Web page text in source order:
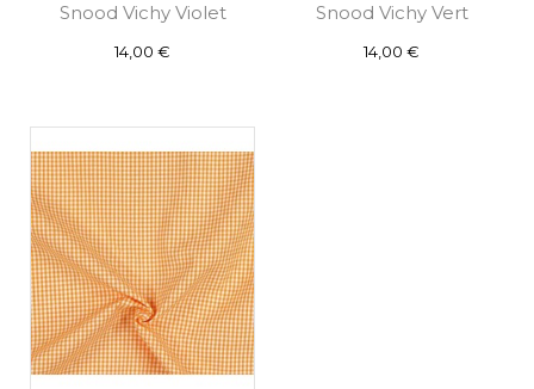
Snood Vichy Violet
Prix
14,00 €
Snood Vichy Vert
Prix
14,00 €